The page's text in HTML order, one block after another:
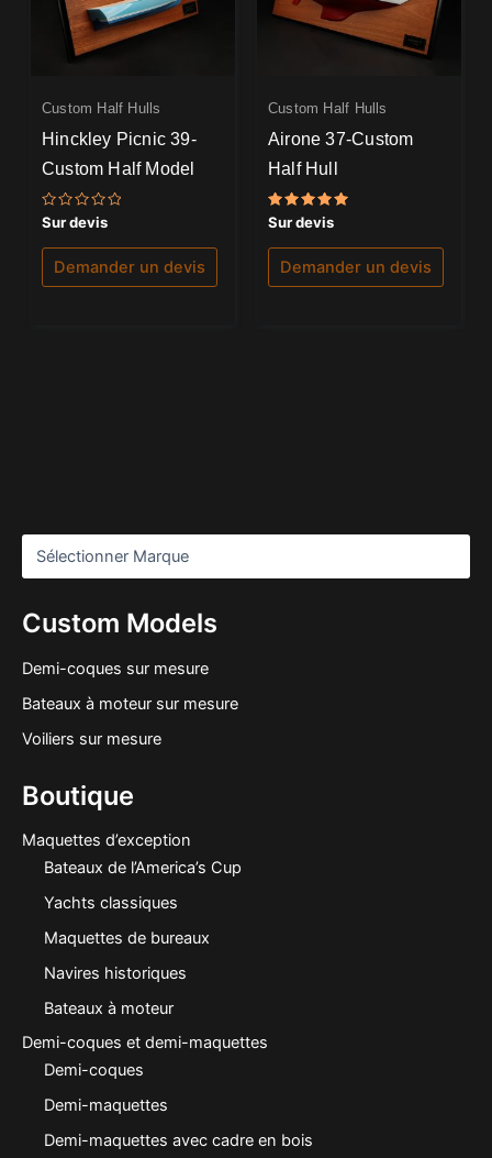
Custom Models
Demi-coques sur mesure
Bateaux à moteur sur mesure
Voiliers sur mesure
Boutique
Maquettes d’exception
Bateaux de l’America’s Cup
Yachts classiques
Maquettes de bureaux
Navires historiques
Bateaux à moteur
Demi-coques et demi-maquettes
Demi-coques
Demi-maquettes
Demi-maquettes avec cadre en bois
Custom Half Hulls
Hinckley Picnic 39-
Custom Half Model
Note
0
sur
Sur devis
Demander un devis
Custom Half Hulls
Airone 37-Custom
Half Hull
Note
5.00
sur 5
Sur devis
Demander un devis